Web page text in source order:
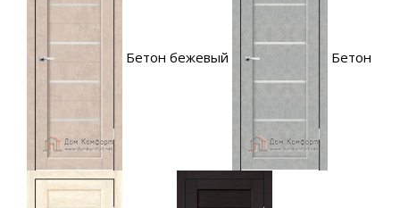
Бетон бежевый Бетон